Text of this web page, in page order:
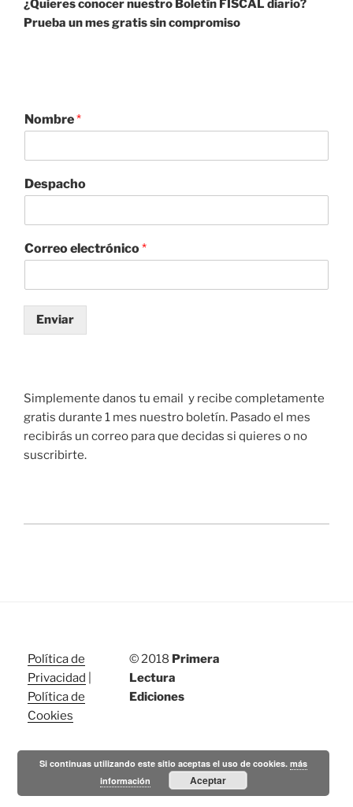
p n m o
¿Quieres conocer nuestro Boletín FISCAL diario?
Prueba un mes gratis sin compromiso
Nombre*
Despacho
Correo electrónico*
Enviar
Simplemente danos tu email y recibe completamente
gratis durante 1 mes nuestro boletín. Pasado el mes
recibirás un correo para que decidas si quieres o no
suscribirte.
Política de
Privacidad
Política de
Cookies
© 2018 Primera
Lectura
Ediciones
Si continuas utilizando este sitio aceptas el uso de cookies.más
información
Aceptar